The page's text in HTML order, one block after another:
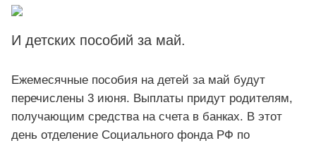
И детских пособий за май.
Ежемесячные пособия на детей за май будут
перечислены 3 июня. Выплаты придут родителям,
получающим средства на счета в банках. В этот
день отделение Социального фонда РФ по